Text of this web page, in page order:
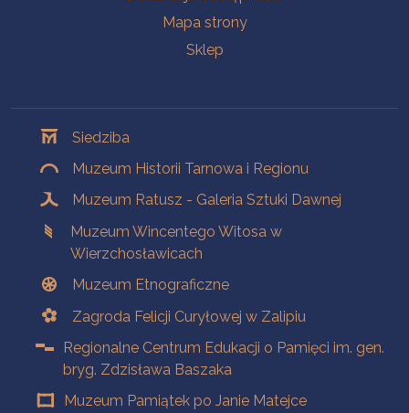
Mapa strony
Sklep
Siedziba
Muzeum Historii Tarnowa i Regionu
Muzeum Ratusz - Galeria Sztuki Dawnej
Muzeum Wincentego Witosa w
Wierzchosławicach
Muzeum Etnograficzne
Zagroda Felicji Curyłowej w Zalipiu
Regionalne Centrum Edukacji o Pamięci im. gen.
bryg. Zdzisława Baszaka
Muzeum Pamiątek po Janie Matejce